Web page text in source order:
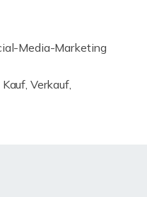
Media-Marketing
Verkauf,